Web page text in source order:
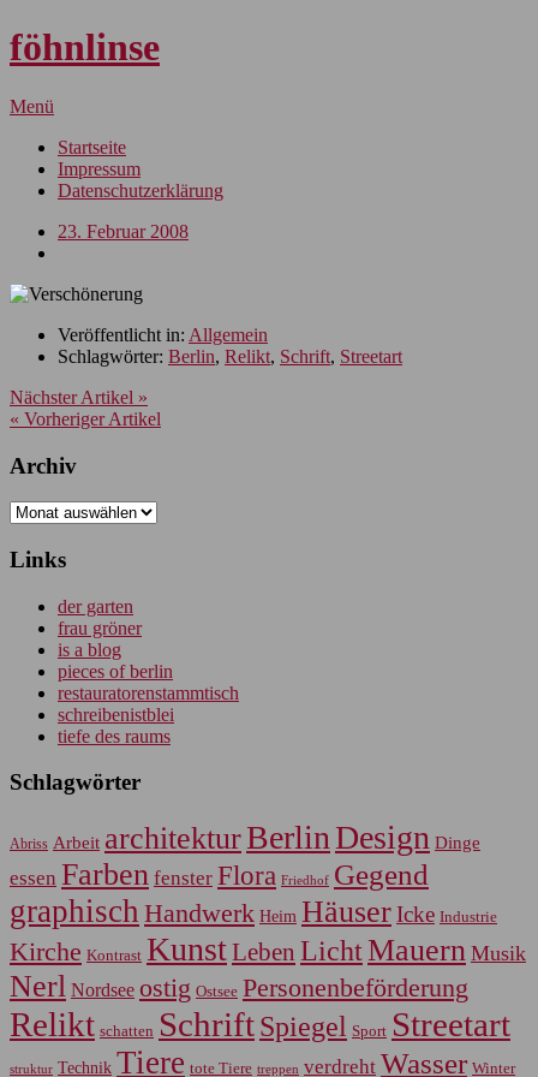
föhnlinse
Menü
Startseite
Impressum
Datenschutzerklärung
23. Februar 2008
Veröffentlicht in: Allgemein
Schlagwörter: Berlin, Relikt, Schrift, Streetart
Nächster Artikel »
« Vorheriger Artikel
Archiv
Archiv
Links
der garten
frau gröner
is a blog
pieces of berlin
restauratorenstammtisch
schreibenistblei
tiefe des raums
Schlagwörter
Abriss Arbeit architekturBerlin Design Dinge
essen Farben fenster Flora Friedhof Gegend
graphisch Handwerk Heim HäuserIcke Industrie
Kirche Kontrast KunstLeben LichtMauern Musik
Nerl Nordsee ostig Ostsee Personenbeförderung
Relikt schatten SchriftSpiegel Sport Streetart
struktur Technik Tiere tote Tiere treppen verdreht Wasser Winter